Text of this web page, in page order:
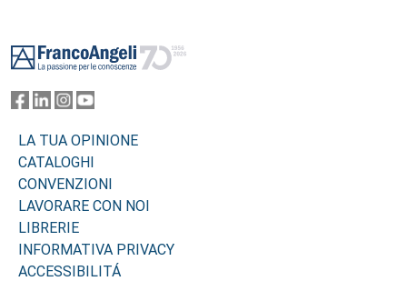
LA TUA OPINIONE
CATALOGHI
CONVENZIONI
LAVORARE CON NOI
LIBRERIE
INFORMATIVA PRIVACY
ACCESSIBILITÁ